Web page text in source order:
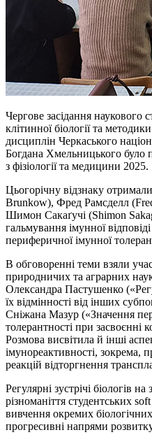
Чергове засідання наукового
клітинної біології та
дисциплін Черкаського
Богдана Хмельницького було
з фізіології та медицини 2025.
Цьогорічну відзнаку
Brunkow), Фред Рамсделл
Шимон Сакаґучі (Shimon
гальмування імунної
периферичної імунної
В обговоренні теми взяли
природничих та аграрних
Олександра Пастушенко
їх відмінності від інших
Сніжана Мазур («Значення
толерантності при засвоєнні
Розмова висвітила й інші
імунореактивності, зокрема,
реакцій відторгнення
Регулярні зустрічі біологів
різноманіття студентських
вивчення окремих
прогресивні напрями розвитку